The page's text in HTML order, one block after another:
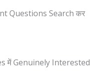
Questions Search कर
में Genuinely Interested